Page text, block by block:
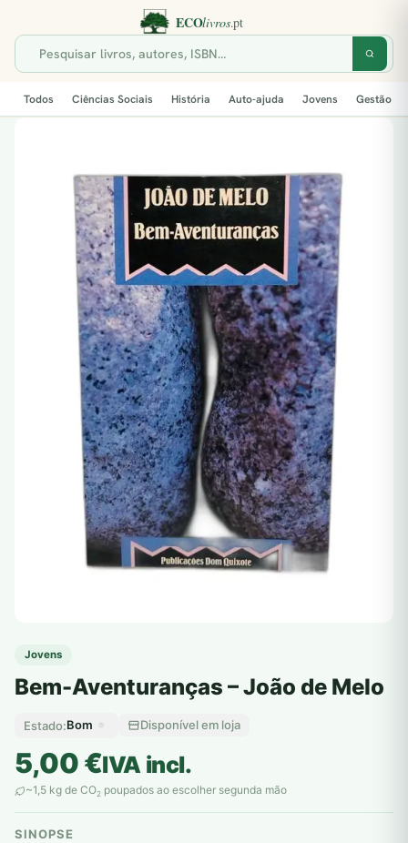
Todos Ciências Sociais História Auto-ajuda Jovens Gestão
Jovens
Bem-Aventuranças – João de Melo
Estado:Bom Disponível em loja
5,00€IVA incl.
~1,5 kg de CO2 poupados ao escolher segunda mão
SINOPSE